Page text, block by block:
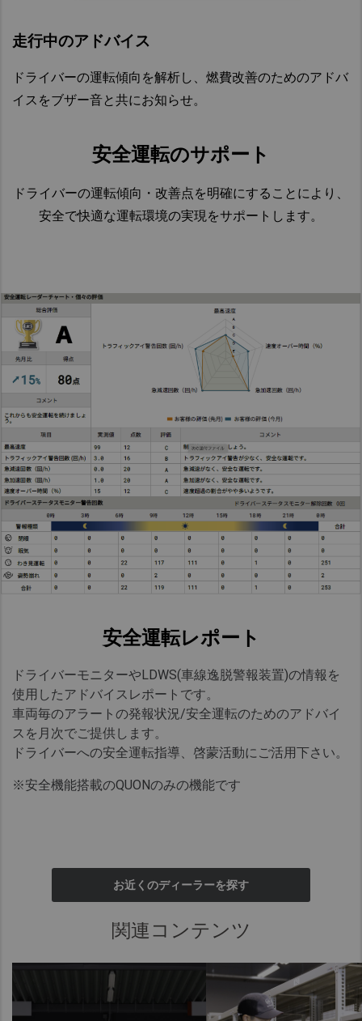
走行中のアドバイス​
ドライバーの運転傾向を解析し、燃費改善のためのアドバ
イスをブザー音と共にお知らせ。
安全運転のサポート
ドライバーの運転傾向・改善点を明確にすることにより、
安全で快適な運転環境の実現をサポートします。​
安全運転レポート
ドライバーモニターやLDWS(車線逸脱警報装置)の情報を
使用したアドバイスレポートです。​
車両毎のアラートの発報状況/安全運転のためのアドバイ
スを月次でご提供します。​
ドライバーへの安全運転指導、啓蒙活動にご活用下さい。​
※安全機能搭載のQUONのみの機能です​
お近くのディーラーを探す
関連コンテンツ